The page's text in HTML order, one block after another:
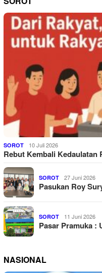
SOROT 10 Juli 2026
Rebut Kembali Kedaulatan
SOROT 27 Juni 2026
Pasukan Roy
SOROT 11 Juni 2026
Pasar Pramuka :
NASIONAL